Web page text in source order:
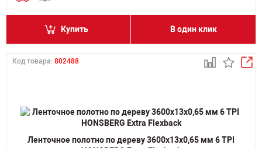
Купить В один клик
Код товара: 802488
Ленточное полотно по дереву 3600х13х0,65 мм 6 TPI